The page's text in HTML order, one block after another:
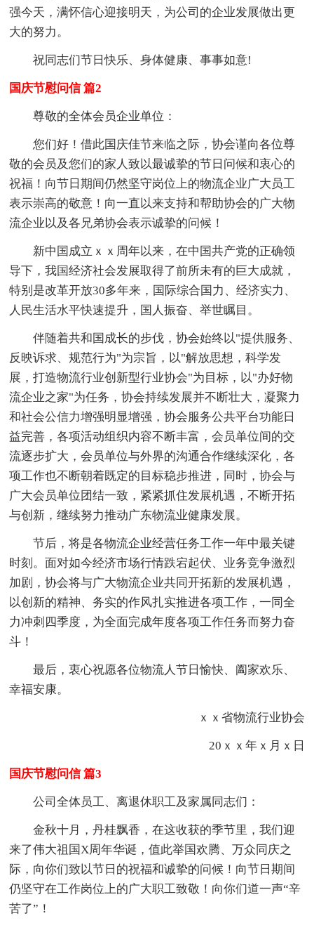
强今天，满怀信心迎接明天，为公司的企业发展做出更
大的努力。
祝同志们节日快乐、身体健康、事事如意!
国庆节慰问信 篇2
尊敬的全体会员企业单位：
您们好！借此国庆佳节来临之际，协会谨向各位尊
敬的会员及您们的家人致以最诚挚的节日问候和衷心的
祝福！向节日期间仍然坚守岗位上的物流企业广大员工
表示崇高的敬意！向一直以来支持和帮助协会的广大物
流企业以及各兄弟协会表示诚挚的问候！
新中国成立ｘｘ周年以来，在中国共产党的正确领
导下，我国经济社会发展取得了前所未有的巨大成就，
特别是改革开放30多年来，国际综合国力、经济实力、
人民生活水平快速提升，国人振奋、举世瞩目。
伴随着共和国成长的步伐，协会始终以"提供服务、
反映诉求、规范行为"为宗旨，以"解放思想，科学发
展，打造物流行业创新型行业协会"为目标，以"办好物
流企业之家"为任务，协会持续发展并不断壮大，凝聚力
和社会公信力增强明显增强，协会服务公共平台功能日
益完善，各项活动组织内容不断丰富，会员单位间的交
流逐步扩大，会员单位与外界的沟通合作继续深化，各
项工作也不断朝着既定的目标稳步推进，同时，协会与
广大会员单位团结一致，紧紧抓住发展机遇，不断开拓
与创新，继续努力推动广东物流业健康发展。
节后，将是各物流企业经营任务工作一年中最关键
时刻。面对如今经济市场行情跌宕起伏、业务竞争激烈
加剧，协会将与广大物流企业共同开拓新的发展机遇，
以创新的精神、务实的作风扎实推进各项工作，一同全
力冲刺四季度，为全面完成年度各项工作任务而努力奋
斗！
最后，衷心祝愿各位物流人节日愉快、阖家欢乐、
幸福安康。
ｘｘ省物流行业协会
20ｘｘ年ｘ月ｘ日
国庆节慰问信 篇3
公司全体员工、离退休职工及家属同志们：
金秋十月，丹桂飘香，在这收获的季节里，我们迎
来了伟大祖国X周年华诞，值此举国欢腾、万众同庆之
际，向你们致以节日的祝福和诚挚的问候！向节日期间
仍坚守在工作岗位上的广大职工致敬！向你们道一声“辛
苦了”！